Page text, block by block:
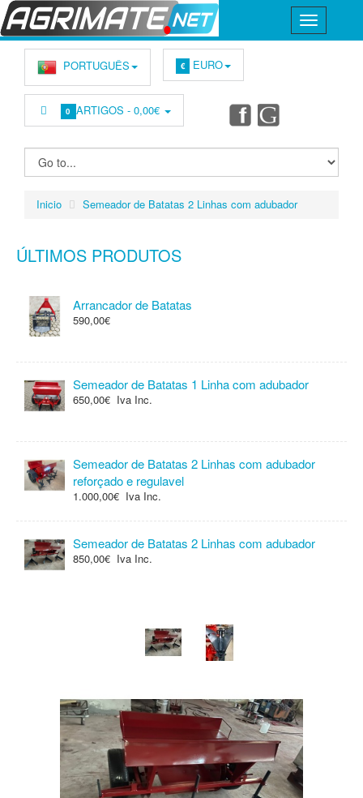
PORTUGUÊS € EURO
0 ARTIGOS -0,00€
Inicio Semeador de Batatas 2 Linhas com adubador
ÚLTIMOS PRODUTOS
Arrancador de Batatas
590,00€
Semeador de Batatas 1 Linha com adubador
650,00€ Iva Inc.
Semeador de Batatas 2 Linhas com adubador
reforçado e regulavel
1.000,00€ Iva Inc.
Semeador de Batatas 2 Linhas com adubador
850,00€ Iva Inc.